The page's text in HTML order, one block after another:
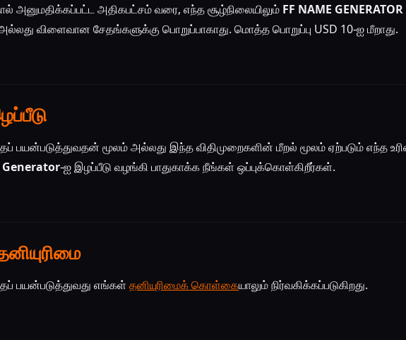
அனுமதிக்கப்பட்ட அதிகபட்சம் வரை, எந்த சூழ்நிலையிலும் FF NAME GENERATOR
அல்லது விளைவான சேதங்களுக்கு பொறுப்பாகாது. மொத்த பொறுப்பு USD 10-ஐ மீறாது.
பயன்படுத்துவதன் மூலம் அல்லது இந்த விதிமுறைகளின் மீறல் மூலம் ஏற்படும் எந்த
-ஐ இழப்பீடு வழங்கி பாதுகாக்க நீங்கள் ஒப்புக்கொள்கிறீர்கள்.
பயன்படுத்துவது எங்கள் தனியுரிமைக் கொள்கையாலும் நிர்வகிக்கப்படுகிறது.